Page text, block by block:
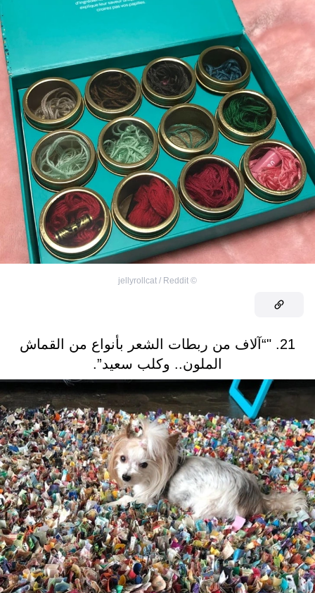
©
jellyrollcat / Reddit
21. "“آلاف من ربطات الشعر بأنواع من القماش
الملون.. وكلب سعيد”.